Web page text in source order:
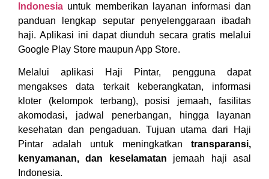
Indonesia untuk memberikan layanan informasi dan
panduan lengkap seputar penyelenggaraan ibadah
haji. Aplikasi ini dapat diunduh secara gratis melalui
Google Play Store maupun App Store.
Melalui aplikasi Haji Pintar, pengguna dapat
mengakses data terkait keberangkatan, informasi
kloter (kelompok terbang), posisi jemaah, fasilitas
akomodasi, jadwal penerbangan, hingga layanan
kesehatan dan pengaduan. Tujuan utama dari Haji
Pintar adalah untuk meningkatkan transparansi,
kenyamanan, dan keselamatan jemaah haji asal
Indonesia.